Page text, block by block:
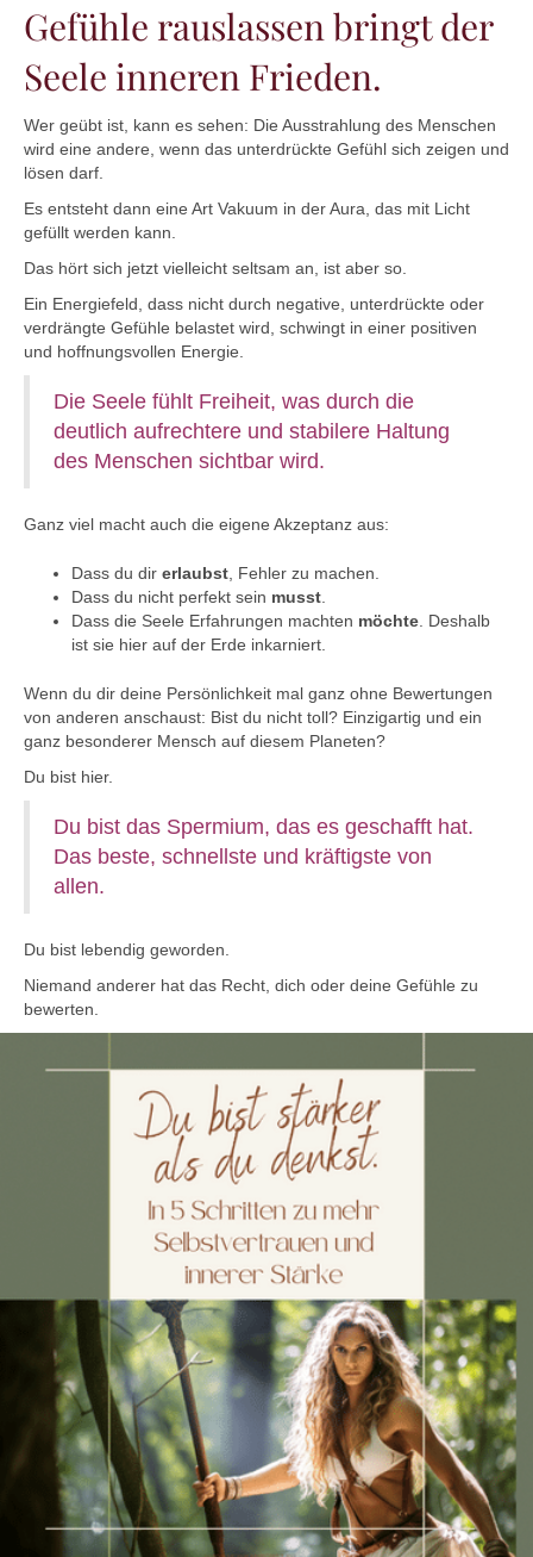
Gefühle rauslassen bringt der
Seele inneren Frieden.
Wer geübt ist, kann es sehen: Die Ausstrahlung des Menschen
wird eine andere, wenn das unterdrückte Gefühl sich zeigen und
lösen darf.
Es entsteht dann eine Art Vakuum in der Aura, das mit Licht
gefüllt werden kann.
Das hört sich jetzt vielleicht seltsam an, ist aber so.
Ein Energiefeld, dass nicht durch negative, unterdrückte oder
verdrängte Gefühle belastet wird, schwingt in einer positiven
und hoffnungsvollen Energie.
Die Seele fühlt Freiheit, was durch die
deutlich aufrechtere und stabilere Haltung
des Menschen sichtbar wird.
Ganz viel macht auch die eigene Akzeptanz aus:
Dass du dir erlaubst , Fehler zu machen.
Dass du nicht perfekt sein musst
Dass die Seele Erfahrungen machten möchte . Deshalb
ist sie hier auf der Erde inkarniert.
Wenn du dir deine Persönlichkeit mal ganz ohne Bewertungen
von anderen anschaust: Bist du nicht toll? Einzigartig und ein
ganz besonderer Mensch auf diesem Planeten?
Du bist hier.
Du bist das Spermium, das es geschafft hat.
Das beste, schnellste und kräftigste von
allen.
Du bist lebendig geworden.
Niemand anderer hat das Recht, dich oder deine Gefühle zu
bewerten.